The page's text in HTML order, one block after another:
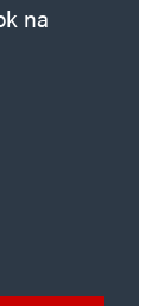
na